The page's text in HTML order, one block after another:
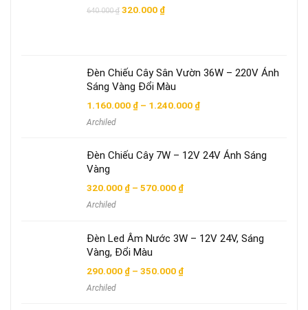
640.000₫ Giá
320.000 ₫Giá
Đèn Chiếu Cây Sân Vườn 36W – 220V Ánh
Sáng Vàng Đổi Màu
1.160.000 ₫ – 1.240.000 ₫Khoảng
1.240.000 ₫
Archiled
Đèn Chiếu Cây 7W – 12V 24V Ánh Sáng
Vàng
320.000 ₫ – 570.000 ₫Khoảng
570.000 ₫
Archiled
Đèn Led Âm Nước 3W – 12V 24V, Sáng
Vàng, Đổi Màu
290.000 ₫ – 350.000 ₫Khoảng
Archiled